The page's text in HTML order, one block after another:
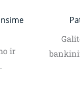
ir